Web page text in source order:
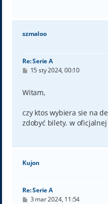
szmaloo
Re: Serie A
P
t
15 sty 2024, 00:10
Witam,
czy ktos wybiera sie na
zdobyć bilety. w
Kujon
Re: Serie A
P3 mar 2024, 11:54